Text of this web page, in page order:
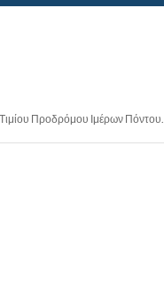
Προδρόμου Ιμέρων Πόντου.